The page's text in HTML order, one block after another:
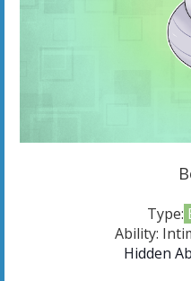
Type:
Ability:
Hidden